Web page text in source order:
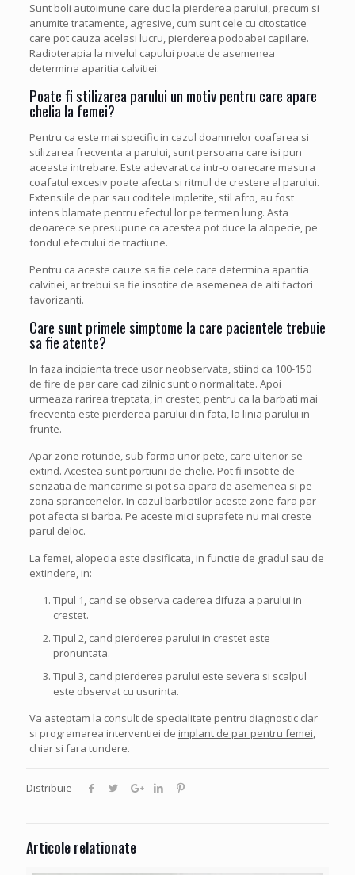
Sunt boli autoimune care duc la pierderea parului, precum si
anumite tratamente, agresive, cum sunt cele cu citostatice
care pot cauza acelasi lucru, pierderea podoabei capilare.
Radioterapia la nivelul capului poate de asemenea
determina aparitia calvitiei.
Poate fi stilizarea parului un motiv pentru care apare
chelia la femei?
Pentru ca este mai specific in cazul doamnelor coafarea si
stilizarea frecventa a parului, sunt persoana care isi pun
aceasta intrebare. Este adevarat ca intr-o oarecare masura
coafatul excesiv poate afecta si ritmul de crestere al parului.
Extensiile de par sau coditele impletite, stil afro, au fost
intens blamate pentru efectul lor pe termen lung. Asta
deoarece se presupune ca acestea pot duce la alopecie, pe
fondul efectului de tractiune.
Pentru ca aceste cauze sa fie cele care determina aparitia
calvitiei, ar trebui sa fie insotite de asemenea de alti factori
favorizanti.
Care sunt primele simptome la care pacientele trebuie
sa fie atente?
In faza incipienta trece usor neobservata, stiind ca 100-150
de fire de par care cad zilnic sunt o normalitate. Apoi
urmeaza rarirea treptata, in crestet, pentru ca la barbati mai
frecventa este pierderea parului din fata, la linia parului in
frunte.
Apar zone rotunde, sub forma unor pete, care ulterior se
extind. Acestea sunt portiuni de chelie. Pot fi insotite de
senzatia de mancarime si pot sa apara de asemenea si pe
zona sprancenelor. In cazul barbatilor aceste zone fara par
pot afecta si barba. Pe aceste mici suprafete nu mai creste
parul deloc.
La femei, alopecia este clasificata, in functie de gradul sau de
extindere, in:
Tipul 1, cand se observa caderea difuza a parului in
crestet.
Tipul 2, cand pierderea parului in crestet este
pronuntata.
Tipul 3, cand pierderea parului este severa si scalpul
este observat cu usurinta.
Va asteptam la consult de specialitate pentru diagnostic clar
si programarea interventiei de implant de par pentru femei,
chiar si fara tundere.
Distribuie
Articole relationate